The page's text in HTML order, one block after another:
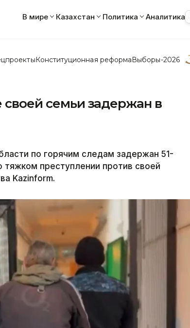
В мире Казахстан Политика Аналитика
Конституционная реформаВыборы-2026
семьи задержан в
по горячим следам задержан 51-
преступлении против своей
Kazinform.